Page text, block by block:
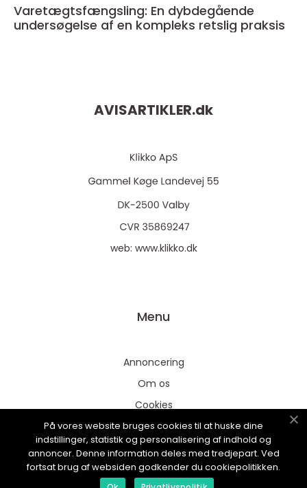
Varetægtsfængsling: En dybdegående
undersøgelse af en kompleks retslig praksis
AVISARTIKLER.dk
web: www.klikko.dk
Menu
Annoncering
Om os
Cookies
Kontakt os
Sitemap
På vores website bruges cookies til at huske dine
indstillinger, statistik og personalisering af indhold og
annoncer. Denne information deles med tredjepart. Ved
fortsat brug af websiden godkender du cookiepolitikken.